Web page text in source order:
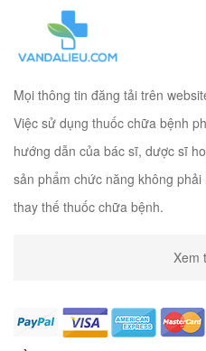
Mọi thông tin đăng tải trên
Việc sử dụng thuốc chữa bệnh
hướng dẫn của bác sĩ, dược sĩ
sản phẩm chức năng không
thay thế thuốc chữa bệnh.
Xem